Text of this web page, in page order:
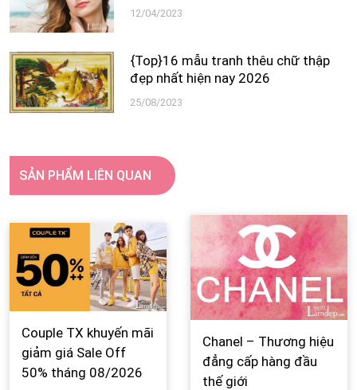
12/04/2023
{Top}16 mẫu tranh thêu chữ thập
đẹp nhất hiện nay 2026
25/08/2023
SẢN PHẨM LIÊN QUAN
Couple TX khuyến mãi
giảm giá Sale Off
50% tháng 08/2026
Chanel – Thương hiệu
đẳng cấp hàng đầu
thế giới